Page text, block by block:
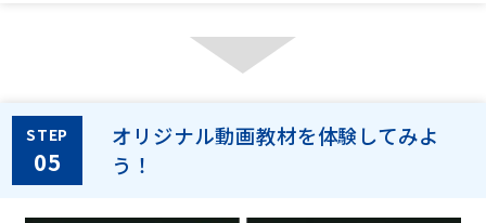
STEP
05
オリジナル動画教材を体験してみよ
う！